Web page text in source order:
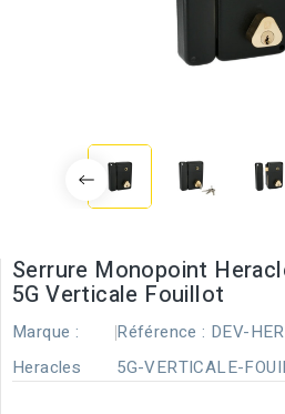
Serrure Monopoint
5G Verticale Fouillot
Marque :
Heracles
Référence : DEV-
5G-VERTICALE-